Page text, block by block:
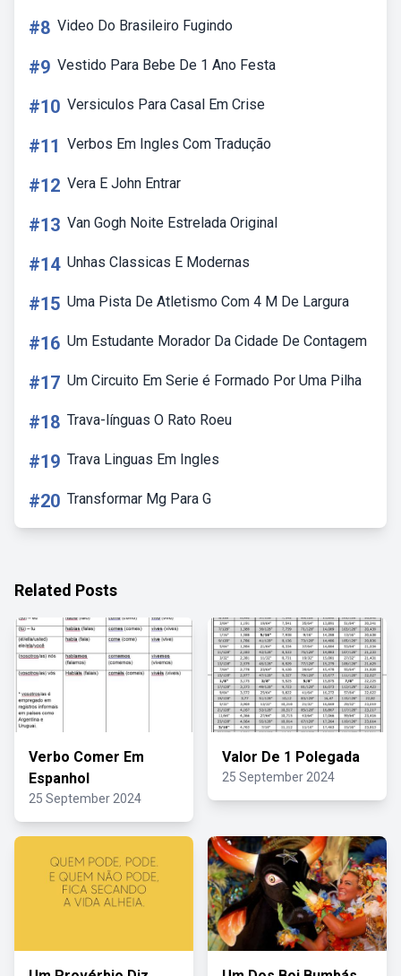
#8 Video Do Brasileiro Fugindo
#9 Vestido Para Bebe De 1 Ano Festa
#10 Versiculos Para Casal Em Crise
#11 Verbos Em Ingles Com Tradução
#12 Vera E John Entrar
#13 Van Gogh Noite Estrelada Original
#14 Unhas Classicas E Modernas
#15 Uma Pista De Atletismo Com 4 M De Largura
#16 Um Estudante Morador Da Cidade De Contagem
#17 Um Circuito Em Serie é Formado Por Uma Pilha
#18 Trava-línguas O Rato Roeu
#19 Trava Linguas Em Ingles
#20 Transformar Mg Para G
Related Posts
Verbo Comer Em
Espanhol
25 September 2024
Valor De 1 Polegada
25 September 2024